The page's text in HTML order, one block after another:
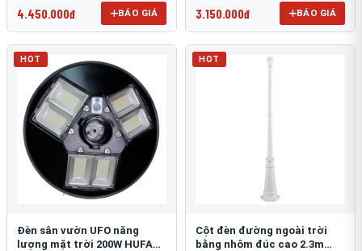
4.450.000đ BÁO GIÁ 3.150.000đ BÁO GIÁ
HOT
Đèn sân vườn UFO năng
lượng mặt trời 200W HUFA
HOT
Cột đèn đường ngoài trời
bằng nhôm đúc cao 2.3m